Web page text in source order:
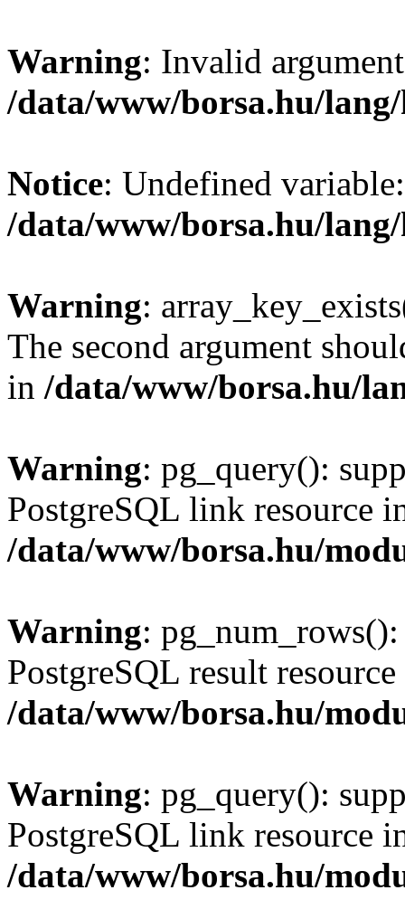
Warning: Invalid
/data/www/borsa.hu/
Notice: Undefined
/data/www/borsa.hu/
Warning:
The second argument
in /data/www/borsa.hu/
Warning: pg_query():
PostgreSQL link resource
/data/www/borsa.hu/
Warning:
PostgreSQL result
/data/www/borsa.hu/
Warning: pg_query():
PostgreSQL link resource
/data/www/borsa.hu/